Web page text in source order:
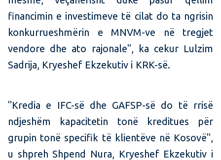
financimin e investimeve të cilat do ta ngrisin
konkurrueshmërin e MNVM-ve në tregjet
vendore dhe ato rajonale", ka cekur Lulzim
Sadrija, Kryeshef Ekzekutiv i KRK-së.
"Kredia e IFC-së dhe GAFSP-së do të rrisë
ndjeshëm kapacitetin tonë kreditues për
grupin tonë specifik të klientëve në Kosovë",
u shpreh Shpend Nura, Kryeshef Ekzekutiv i